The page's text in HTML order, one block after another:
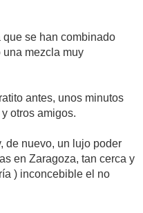
que se han combinado
mezcla muy
antes, unos minutos
otros amigos.
de nuevo, un lujo poder
en Zaragoza, tan cerca y
) inconcebible el no